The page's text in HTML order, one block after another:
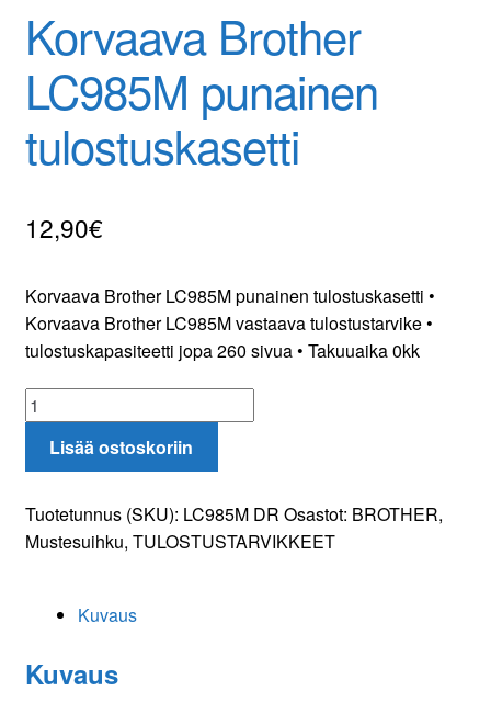
Yrityksestä
Yhteydenotto
Oma tili
Korvaava Brother
LC985M punainen
tulostuskasetti
12,90€
Korvaava Brother LC985M punainen tulostuskasetti •
Korvaava Brother LC985M vastaava tulostustarvike •
tulostuskapasiteetti jopa 260 sivua • Takuuaika 0kk
Korvaava
Brother
LC985M
tulostuskasetti
määrä
Lisää ostoskoriin
Tuotetunnus (SKU): LC985M DR Osastot: BROTHER,
Mustesuihku, TULOSTUSTARVIKKEET
Kuvaus
Kuvaus